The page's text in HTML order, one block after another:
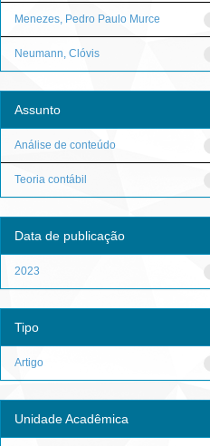
Menezes, Pedro Paulo Murce
Neumann, Clóvis
Assunto
Análise de conteúdo
Teoria contábil
Data de publicação
2023
Tipo
Artigo
Unidade Acadêmica